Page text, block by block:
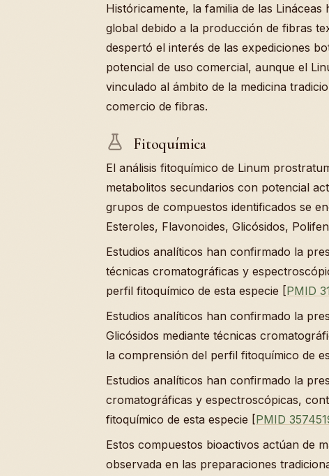
Históricamente, la familia de las
global debido a la producción de fibras
despertó el interés de las expediciones
potencial de uso comercial, aunque el
vinculado al ámbito de la medicina
comercio de fibras.
Fitoquímica
El análisis fitoquímico de Linum
metabolitos secundarios con potencial
grupos de compuestos identificados se
Esteroles, Flavonoides, Glicósidos,
Estudios analíticos han confirmado la
técnicas cromatográficas y
perfil fitoquímico de esta especie [PMID
Estudios analíticos han confirmado la
Glicósidos mediante técnicas
la comprensión del perfil fitoquímico de
Estudios analíticos han confirmado la
cromatográficas y espectroscópicas,
fitoquímico de esta especie [PMID
Estos compuestos bioactivos actúan de
observada en las preparaciones